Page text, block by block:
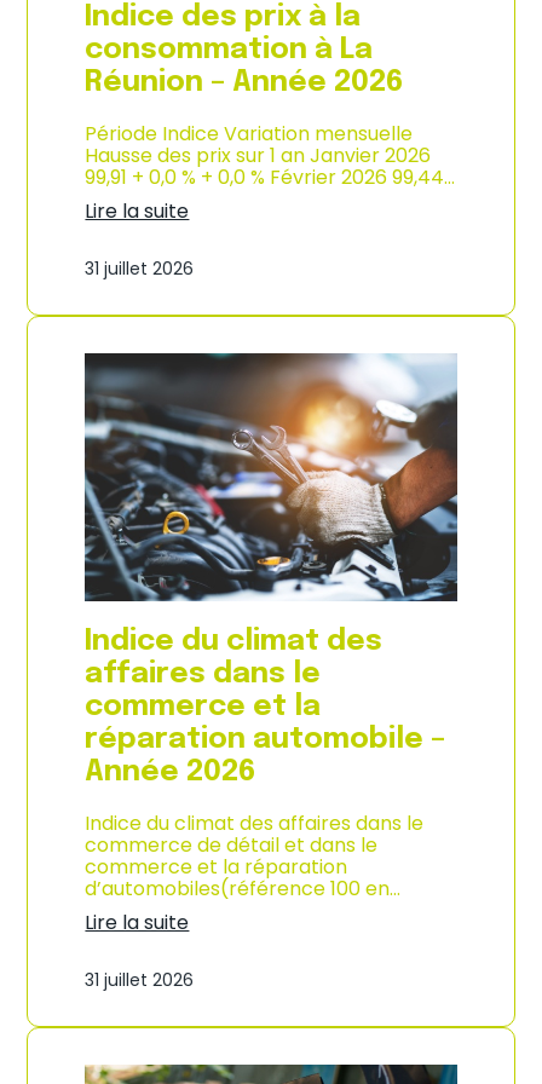
2
0
2
6
Indice des prix à la
consommation à La
Réunion – Année 2026
Période Indice Variation mensuelle
Hausse des prix sur 1 an Janvier 2026
99,91 + 0,0 % + 0,0 % Février 2026 99,44…
Lire la suite
n
i
e
e
s
p
r
i
x
à
l
a
c
o
n
s
o
m
m
a
t
o
n
à
L
R
u
n
o
n
31 juillet 2026
Indice du climat des
affaires dans le
commerce et la
réparation automobile –
Année 2026
Indice du climat des affaires dans le
commerce de détail et dans le
commerce et la réparation
d’automobiles(référence 100 en…
Lire la suite
n
i
e
31 juillet 2026